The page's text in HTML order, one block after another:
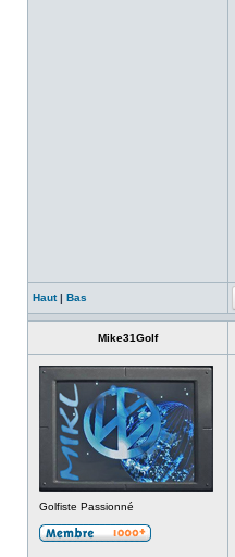
Haut| Bas
Mike31Golf
Golfiste Passionné